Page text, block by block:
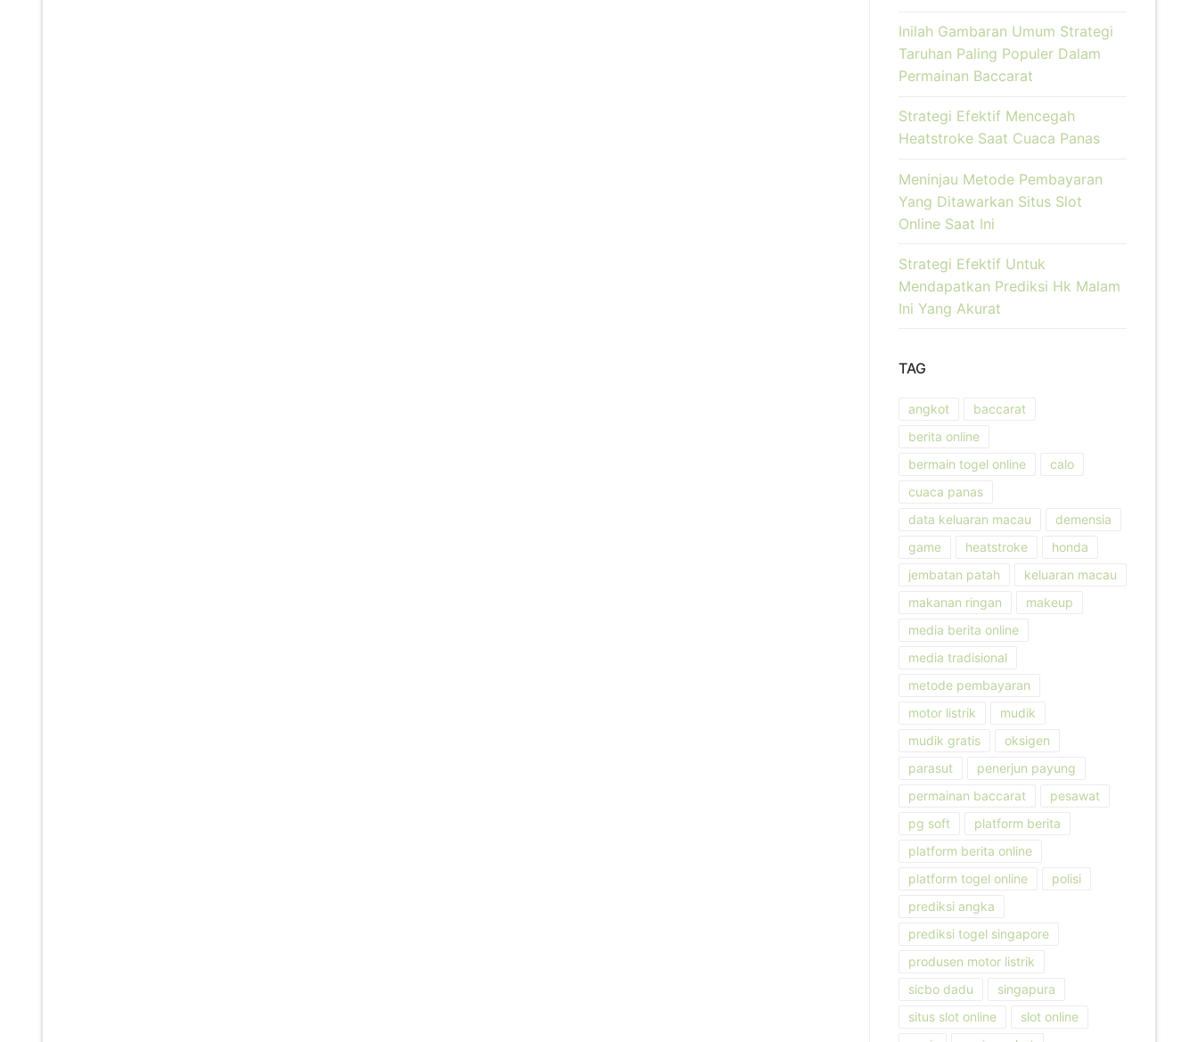
Inilah Gambaran Umum Strategi
Taruhan Paling Populer Dalam
Permainan Baccarat
Strategi Efektif Mencegah
Heatstroke Saat Cuaca Panas
Meninjau Metode Pembayaran
Yang Ditawarkan Situs Slot
Online Saat Ini
Strategi Efektif Untuk
Mendapatkan Prediksi Hk Malam
Ini Yang Akurat
TAG
angkot
baccarat
berita online
bermain togel online
calo
cuaca panas
data keluaran macau
demensia
game
heatstroke
honda
jembatan patah
keluaran macau
makanan ringan
makeup
media berita online
media tradisional
metode pembayaran
motor listrik
mudik
mudik gratis
oksigen
parasut
penerjun payung
permainan baccarat
pesawat
pg soft
platform berita
platform berita online
platform togel online
polisi
prediksi angka
prediksi togel singapore
produsen motor listrik
sicbo dadu
singapura
situs slot online
slot online